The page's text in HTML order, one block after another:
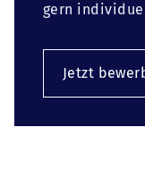
gern
Jetzt